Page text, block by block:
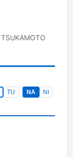
TSUKAMOTO
TU NA
NI